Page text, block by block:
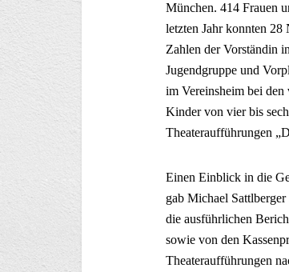
München. 414 Frauen
letzten Jahr konnten 28
Zahlen der Vorständin
Jugendgruppe und
im Vereinsheim bei
Kinder von vier bis
Theateraufführungen
Einen Einblick in die
gab Michael
die ausführlichen
sowie von den
Theateraufführungen